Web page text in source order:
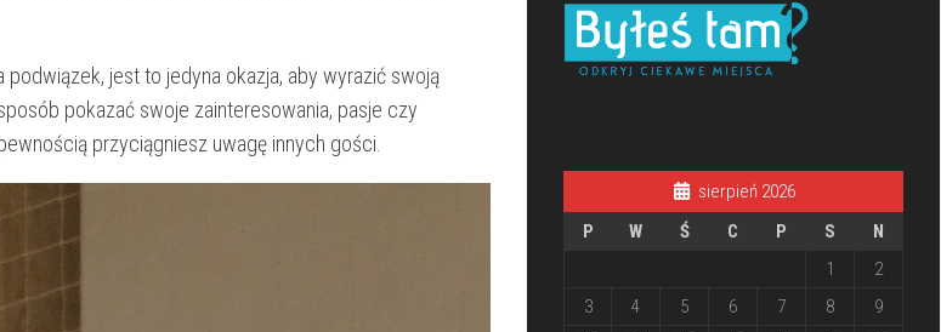
jest to jedyna okazja, aby wyrazić swoją
pokazać swoje zainteresowania, pasje czy
przyciągniesz uwagę innych gości.
sierpień 2026
P
W Ś C P S
N
1
2
3
4 5 6 7 8
9